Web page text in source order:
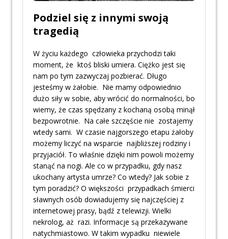
Podziel się z innymi swoją
tragedią
W życiu każdego człowieka przychodzi taki
moment, że ktoś bliski umiera. Ciężko jest się
nam po tym zazwyczaj pozbierać. Długo
jesteśmy w żałobie. Nie mamy odpowiednio
dużo siły w sobie, aby wrócić do normalności, bo
wiemy, że czas spędzany z kochaną osobą minął
bezpowrotnie. Na całe szczęście nie zostajemy
wtedy sami. W czasie najgorszego etapu żałoby
możemy liczyć na wsparcie najbliższej rodziny i
przyjaciół. To właśnie dzięki nim powoli możemy
stanąć na nogi. Ale co w przypadku, gdy nasz
ukochany artysta umrze? Co wtedy? Jak sobie z
tym poradzić? O większości przypadkach śmierci
sławnych osób dowiadujemy się najczęściej z
internetowej prasy, bądź z telewizji. Wielki
nekrolog, aż razi. Informacje są przekazywane
natychmiastowo. W takim wypadku niewiele